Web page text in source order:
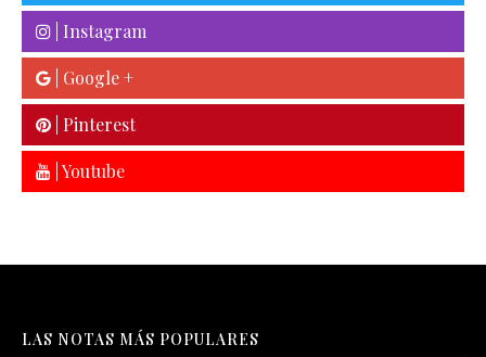
| Instagram
| Google +
| Pinterest
| Youtube
LAS NOTAS MÁS POPULARES